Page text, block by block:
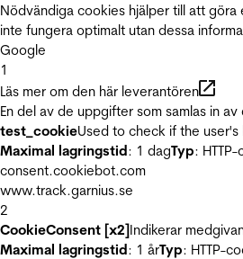
Nödvändiga cookies hjälper till att
inte fungera optimalt utan dessa
Google
1
Läs mer om den här leverantören
En del av de uppgifter som samlas in
test_cookieUsed to check if the
Maximal lagringstid: 1 dagTyp:
consent.cookiebot.com
www.track.garnius.se
2
CookieConsent [x2]Indikerar
Maximal lagringstid: 1 årTyp: HTTP-